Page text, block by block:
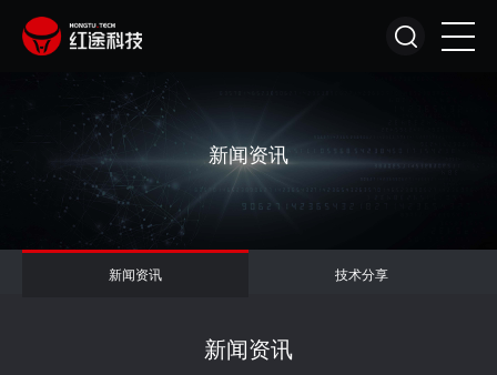
新闻资讯
新闻资讯 技术分享
新闻资讯